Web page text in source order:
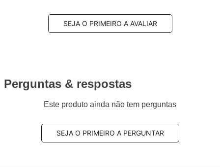
SEJA O PRIMEIRO A AVALIAR
Perguntas & respostas
Este produto ainda não tem perguntas
SEJA O PRIMEIRO A PERGUNTAR